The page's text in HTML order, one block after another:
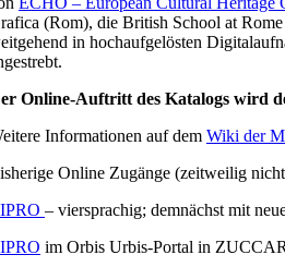
(Rom), die British School at
in hochaufgelösten
Online-Auftritt des Katalogs wird
Informationen auf dem Wiki der
Online Zugänge (zeitweilig
– viersprachig; demnächst mit
im Orbis Urbis-Portal in